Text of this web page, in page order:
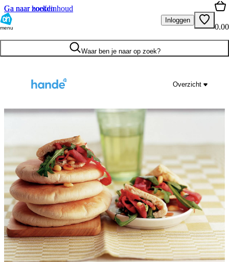
Ga naar hoofdinhoud
Ga naar zoeken
menu
Inloggen
0.00
Waar ben je naar op zoek?
Overzicht